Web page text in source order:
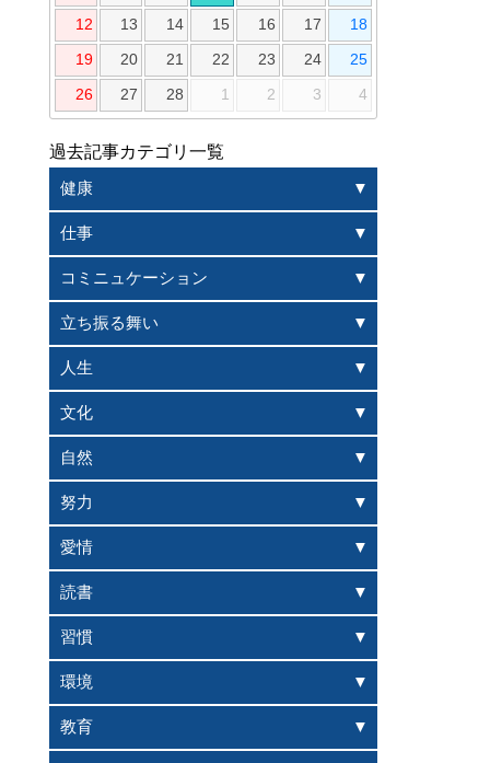
12 13 14 15 16 17 18
19 20 21 22 23 24 25
26 27 28 1 2 3 4
過去記事カテゴリ一覧
健康
仕事
コミニュケーション
立ち振る舞い
人生
文化
自然
努力
愛情
読書
習慣
環境
教育